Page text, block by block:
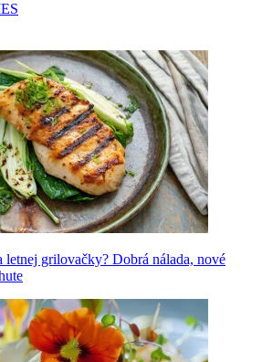
letnej grilovačky? Dobrá nálada, nové